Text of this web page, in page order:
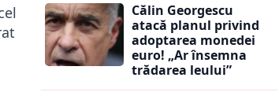
Călin Georgescu
atacă planul privind
adoptarea monedei
euro! „Ar însemna
trădarea leului”